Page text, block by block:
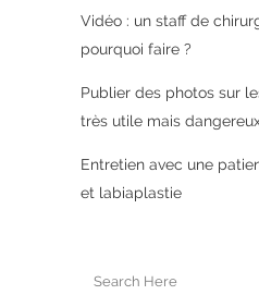
Vidéo : un staff de
pourquoi faire ?
Publier des photos sur
très utile mais
Entretien avec une
et labiaplastie